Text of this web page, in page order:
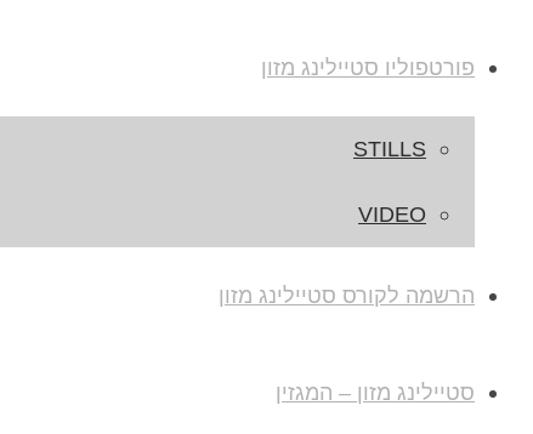
פורטפוליו סטיילינג מזון
STILLS
VIDEO
הרשמה לקורס סטיילינג מזון
סטיילינג מזון – המגזין